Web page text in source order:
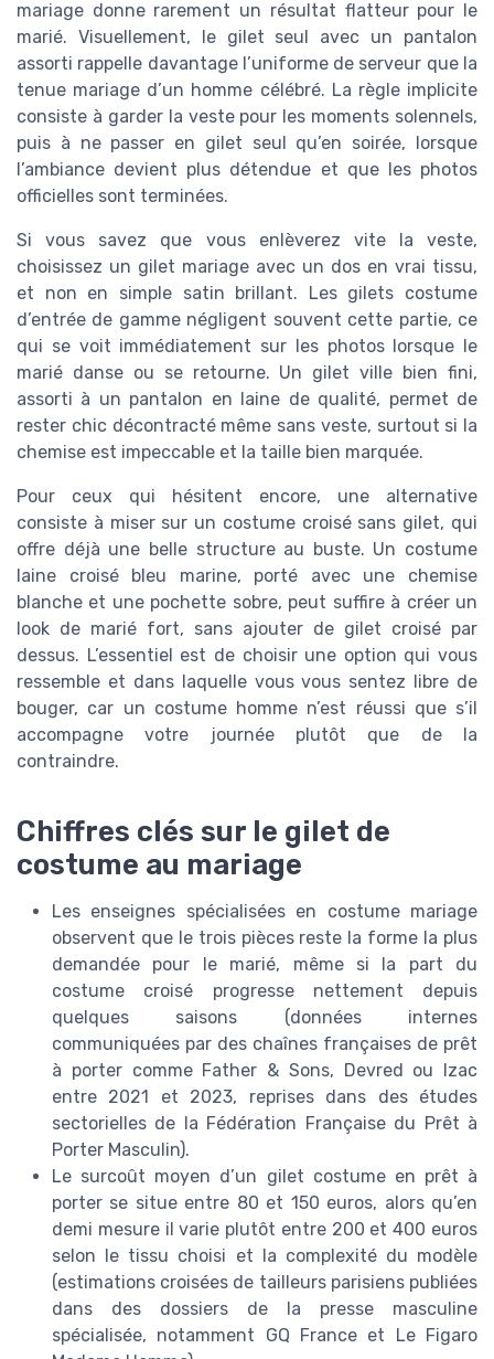
mariage donne rarement un résultat flatteur pour le
marié. Visuellement, le gilet seul avec un pantalon
assorti rappelle davantage l’uniforme de serveur que la
tenue mariage d’un homme célébré. La règle implicite
consiste à garder la veste pour les moments solennels,
puis à ne passer en gilet seul qu’en soirée, lorsque
l’ambiance devient plus détendue et que les photos
officielles sont terminées.
Si vous savez que vous enlèverez vite la veste,
choisissez un gilet mariage avec un dos en vrai tissu,
et non en simple satin brillant. Les gilets costume
d’entrée de gamme négligent souvent cette partie, ce
qui se voit immédiatement sur les photos lorsque le
marié danse ou se retourne. Un gilet ville bien fini,
assorti à un pantalon en laine de qualité, permet de
rester chic décontracté même sans veste, surtout si la
chemise est impeccable et la taille bien marquée.
Pour ceux qui hésitent encore, une alternative
consiste à miser sur un costume croisé sans gilet, qui
offre déjà une belle structure au buste. Un costume
laine croisé bleu marine, porté avec une chemise
blanche et une pochette sobre, peut suffire à créer un
look de marié fort, sans ajouter de gilet croisé par
dessus. L’essentiel est de choisir une option qui vous
ressemble et dans laquelle vous vous sentez libre de
bouger, car un costume homme n’est réussi que s’il
accompagne votre journée plutôt que de la
contraindre.
Chiffres clés sur le gilet de
costume au mariage
Les enseignes spécialisées en costume mariage
observent que le trois pièces reste la forme la plus
demandée pour le marié, même si la part du
costume croisé progresse nettement depuis
quelques saisons (données internes
communiquées par des chaînes françaises de prêt
à porter comme Father & Sons, Devred ou Izac
entre 2021 et 2023, reprises dans des études
sectorielles de la Fédération Française du Prêt à
Porter Masculin).
Le surcoût moyen d’un gilet costume en prêt à
porter se situe entre 80 et 150 euros, alors qu’en
demi mesure il varie plutôt entre 200 et 400 euros
selon le tissu choisi et la complexité du modèle
(estimations croisées de tailleurs parisiens publiées
dans des dossiers de la presse masculine
spécialisée, notamment GQ France et Le Figaro